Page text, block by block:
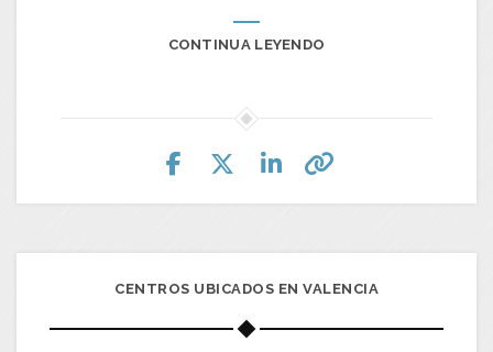
CONTINUA LEYENDO
CENTROS UBICADOS EN VALENCIA